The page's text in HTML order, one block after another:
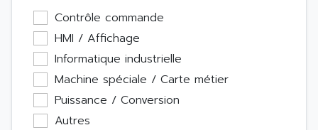
Contrôle commande
HMI / Affichage
Informatique industrielle
Machine spéciale / Carte métier
Puissance / Conversion
Autres